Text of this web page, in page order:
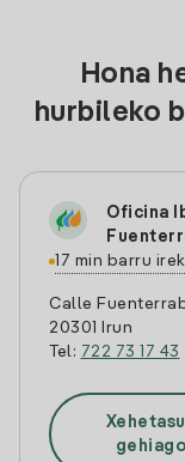
Hona
hurbileko
Oficina
17 min barru
Calle
20301 Irun
Tel: 722 73 17 43
gehiago